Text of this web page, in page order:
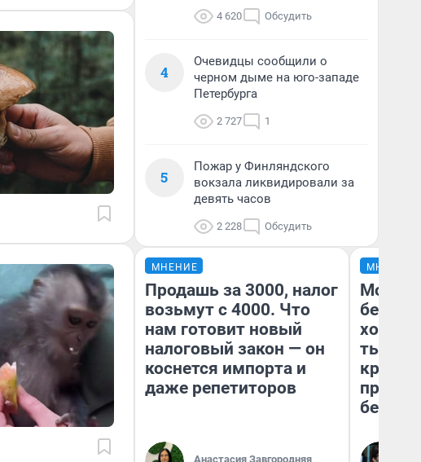
4 620 Обсудить
4
Очевидцы сообщили о
черном дыме на юго-западе
Петербурга
2 727 1
5
Пожар у Финляндского
вокзала ликвидировали за
девять часов
2 228 Обсудить
МНЕНИЕ
Продашь за 3000, налог
возьмут с 4000. Что
нам готовит новый
налоговый закон — он
коснется импорта и
даже репетиторов
Анастасия Завгородняя
МНЕНИЕ
Мой
хотела
тысяч,